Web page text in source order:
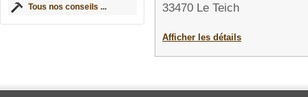
Tous nos conseils ...
33470 Le Teich
Afficher les détails